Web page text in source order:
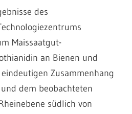
des
Maissaatgut-
an Bienen und
Zusammenhang
dem beobachteten
südlich von